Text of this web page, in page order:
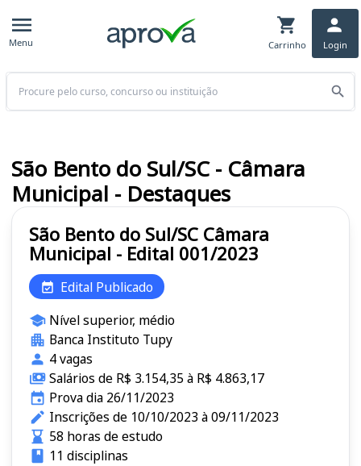
Menu Carrinho Login
Buscar
São Bento do Sul/SC Câmara
Municipal - Edital 001/2023
Edital Publicado
Nível superior, médio
Banca Instituto Tupy
4 vagas
Salários de R$ 3.154,35 à R$ 4.863,17
Prova dia 26/11/2023
Inscrições de 10/10/2023 à 09/11/2023
58 horas de estudo
11 disciplinas
São Bento do Sul/SC - Câmara
Municipal - Destaques